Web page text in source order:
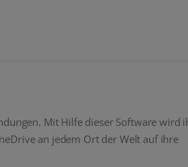
Mit Hilfe dieser Software wird
an jedem Ort der Welt auf ihre